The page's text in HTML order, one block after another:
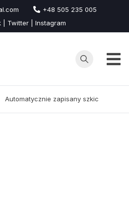
+48 505 235 005
| Twitter | Instagram
Automatycznie zapisany szkic